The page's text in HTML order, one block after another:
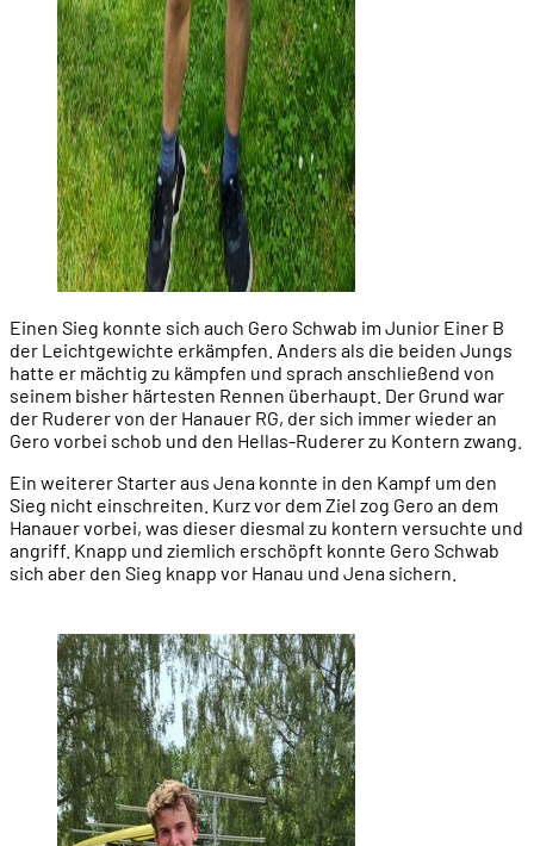
Einen Sieg konnte sich auch Gero Schwab im Junior Einer B
der Leichtgewichte erkämpfen. Anders als die beiden Jungs
hatte er mächtig zu kämpfen und sprach anschließend von
seinem bisher härtesten Rennen überhaupt. Der Grund war
der Ruderer von der Hanauer RG, der sich immer wieder an
Gero vorbei schob und den Hellas-Ruderer zu Kontern zwang.
Ein weiterer Starter aus Jena konnte in den Kampf um den
Sieg nicht einschreiten. Kurz vor dem Ziel zog Gero an dem
Hanauer vorbei, was dieser diesmal zu kontern versuchte und
angriff. Knapp und ziemlich erschöpft konnte Gero Schwab
sich aber den Sieg knapp vor Hanau und Jena sichern.